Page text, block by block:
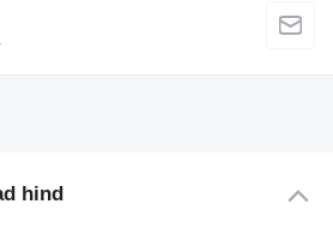
hind